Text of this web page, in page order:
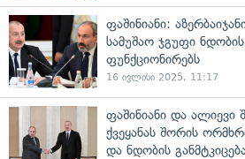
ფაშინიანი:
სამუშაო ჯგუფი
ფუნქციონირებს
16 ივლისი 2025, 11:17
ფაშინიანი და
ქვეყანას შორის
და ნდობის